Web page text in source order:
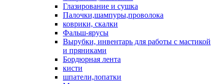
Глазирование и сушка
Палочки,шампуры,проволока
коврики, скалки
Фальш-ярусы
Вырубки, инвентарь для работы с мастикой
и пряниками
Бордюрная лента
кисти
шпатели,лопатки